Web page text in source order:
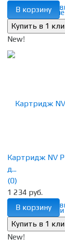
избранное
В корзину
New!
избранное
Картридж NV
д...
(0)
1 234 руб.
В корзину
New!